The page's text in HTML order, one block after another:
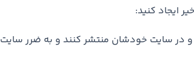
در سایت خودشان منتشر کنند و به ضرر سایت